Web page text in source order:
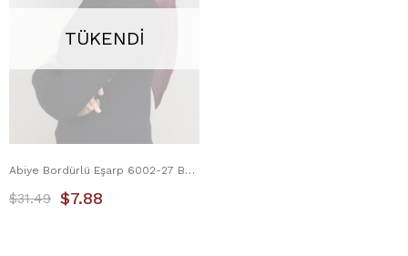
TÜKENDI
Abiye Bordürlü Eşarp 6002-27 Bordo
$7.88
$31.49